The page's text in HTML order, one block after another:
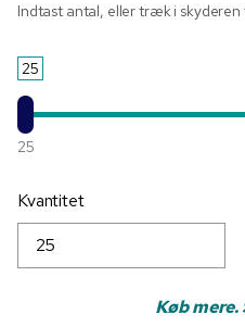
Indtast antal, eller træk i skyderen
25
25
Kvantitet
Køb mere.